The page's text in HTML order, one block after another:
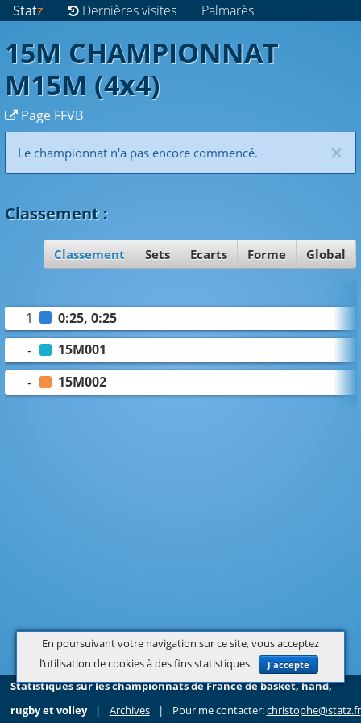
Statz Dernières visites Palmarès
15M CHAMPIONNAT
M15M (4x4)
Page FFVB
×
Le championnat n'a pas encore commencé.
Classement :
Classement Sets Ecarts Forme Global
1
0:25, 0:25
-
15M001
-
15M002
En poursuivant votre navigation sur ce site, vous acceptez
l’utilisation de cookies à des fins statistiques.
J'accepte
Statistiques sur les championnats de France de basket, hand,
rugby et volley
| Archives | Pour me contacter:christophe@statz.fr